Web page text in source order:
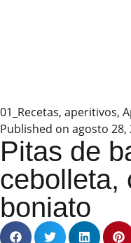
01_Recetas, aperitivos,
Published on agosto 28,
Pitas de
cebolleta,
boniato